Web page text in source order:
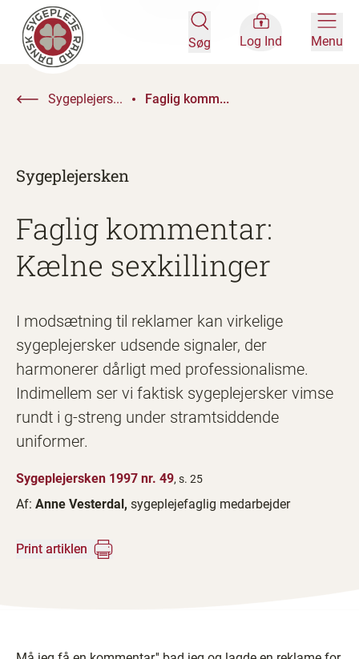
Søg Log Ind Menu
Sygeplejers... Faglig komm...
Sygeplejersken
Faglig kommentar:
Kælne sexkillinger
I modsætning til reklamer kan virkelige
sygeplejersker udsende signaler, der
harmonerer dårligt med professionalisme.
Indimellem ser vi faktisk sygeplejersker vimse
rundt i g-streng under stramtsiddende
uniformer.
Sygeplejersken 1997 nr. 49, s. 25
Af: Anne Vesterdal, sygeplejefaglig medarbejder
Print artiklen